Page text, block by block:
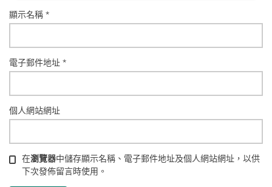
顯示名稱*
電子郵件地址*
個人網站網址
在瀏覽器中儲存顯示名稱、電子郵件地址及個人網站網址，以供
下次發佈留言時使用。